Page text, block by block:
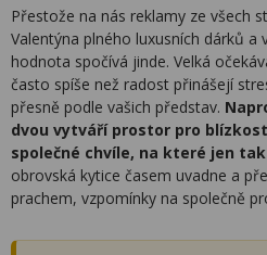
Přestože na nás reklamy ze všech
Valentýna plného luxusních dárků a
hodnota spočívá jinde. Velká
často spíše než radost přinášejí
přesně podle vašich představ.
dvou vytváří prostor pro
společné chvíle, na které jen
obrovská kytice časem uvadne a
prachem, vzpomínky na společně